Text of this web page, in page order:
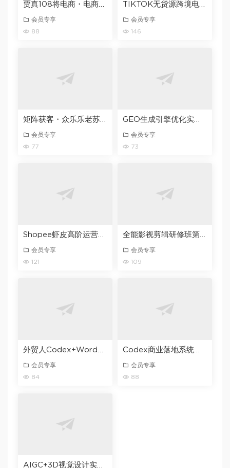
贾真108将电商・电商圈实战干货（2023-2026年），覆盖淘系、拼多多、抖音、小红书等多平台，助力电商人避开坑、提效率、稳盈利
会员专享
88
TIKTOK无货源跨境电商防封指南10条视频带货流程让自己的店铺持续出单【文档】
会员专享
146
矩阵获客・众乐乐老苏・6月26-28号线下课，14小时录音+字幕+课件资料，完整保姆级矩阵实操手法与案例拆解，全程干货
会员专享
77
GEO生成引擎优化实战课，从入门到精通，破解AI时代的流量与品牌密码
会员专享
73
Shopee虾皮高阶运营精英特训营，高阶运营技巧+流量提升+转化率优化，助你业绩翻倍（更新26年7月）
会员专享
121
全能影视剪辑研修班第1期｜PR/FCPX/达芬奇三软件全覆盖・剪辑思维・商业实战・调色包装全链路系统课
会员专享
109
外贸人Codex+WordPress建站课，AI建站・外贸独立站・询盘承接，从0到1学会用Codex辅助建站
会员专享
84
Codex商业落地系统实战课，零基础零门槛新手小白也能学会，打造自己的AI自动化工作流+产品系统
会员专享
88
AIGC+3D视觉设计实战训练营